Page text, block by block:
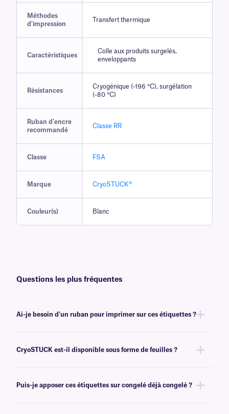
Méthodes
d'impression
Transfert thermique
Caractéristiques
Colle aux produits surgelés,
enveloppants
Résistances
Cryogénique (-196 °C), surgélation
(-80 °C)
Ruban d'encre
recommandé
Classe RR
Classe FSA
Marque CryoSTUCK®
Couleur(s) Blanc
Questions les plus fréquentes
Ai-je besoin d'un ruban pour imprimer sur ces étiquettes ?
nécessitent unrubande même largeur ou plus large.
CryoSTUCK est-il disponible sous forme de feuilles ?
Pour nos étiquettes Laser CryoSTUCK, cliquezici.
Puis-je apposer ces étiquettes sur congelé déjà congelé ?